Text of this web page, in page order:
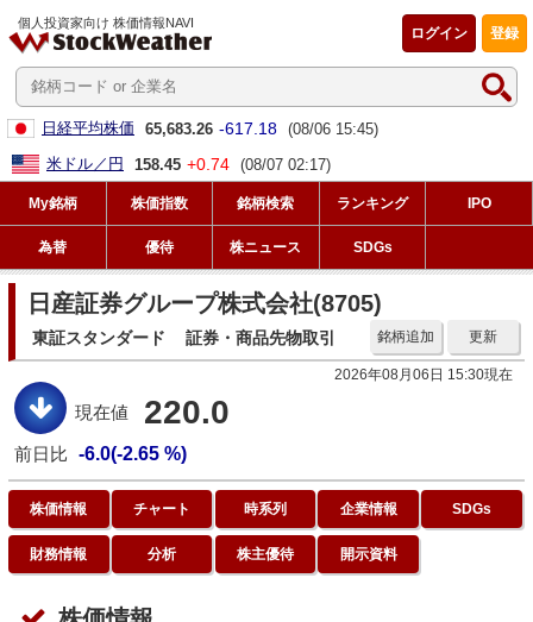
個人投資家向け 株価情報NAVI
登録
ログイン
日経平均株価 65,683.26 -617.18 (08/06 15:45)
米ドル／円
158.45 +0.74 (08/07 02:17)
My銘柄 株価指数 銘柄検索 ランキング IPO
為替 優待 株ニュース SDGs
日産証券グループ株式会社(8705)
東証スタンダード 証券・商品先物取引 更新
銘柄追加
2026年08月06日 15:30現在
現在値 220.0
前日比 -6.0(-2.65 %)
株価情報 チャート 時系列 企業情報 SDGs
財務情報 分析 株主優待 開示資料